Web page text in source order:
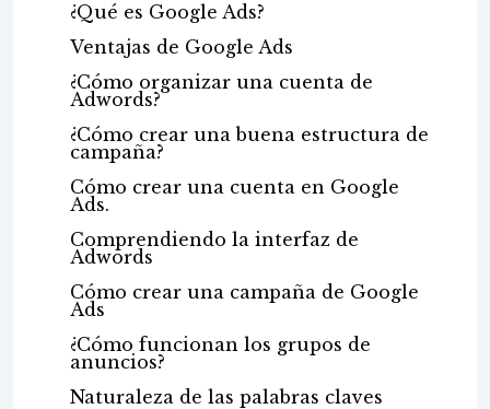
¿Qué es Google Ads?
Ventajas de Google Ads
¿Cómo organizar una cuenta de
Adwords?
¿Cómo crear una buena estructura de
campaña?
Cómo crear una cuenta en Google
Ads.
Comprendiendo la interfaz de
Adwords
Cómo crear una campaña de Google
Ads
¿Cómo funcionan los grupos de
anuncios?
Naturaleza de las palabras claves